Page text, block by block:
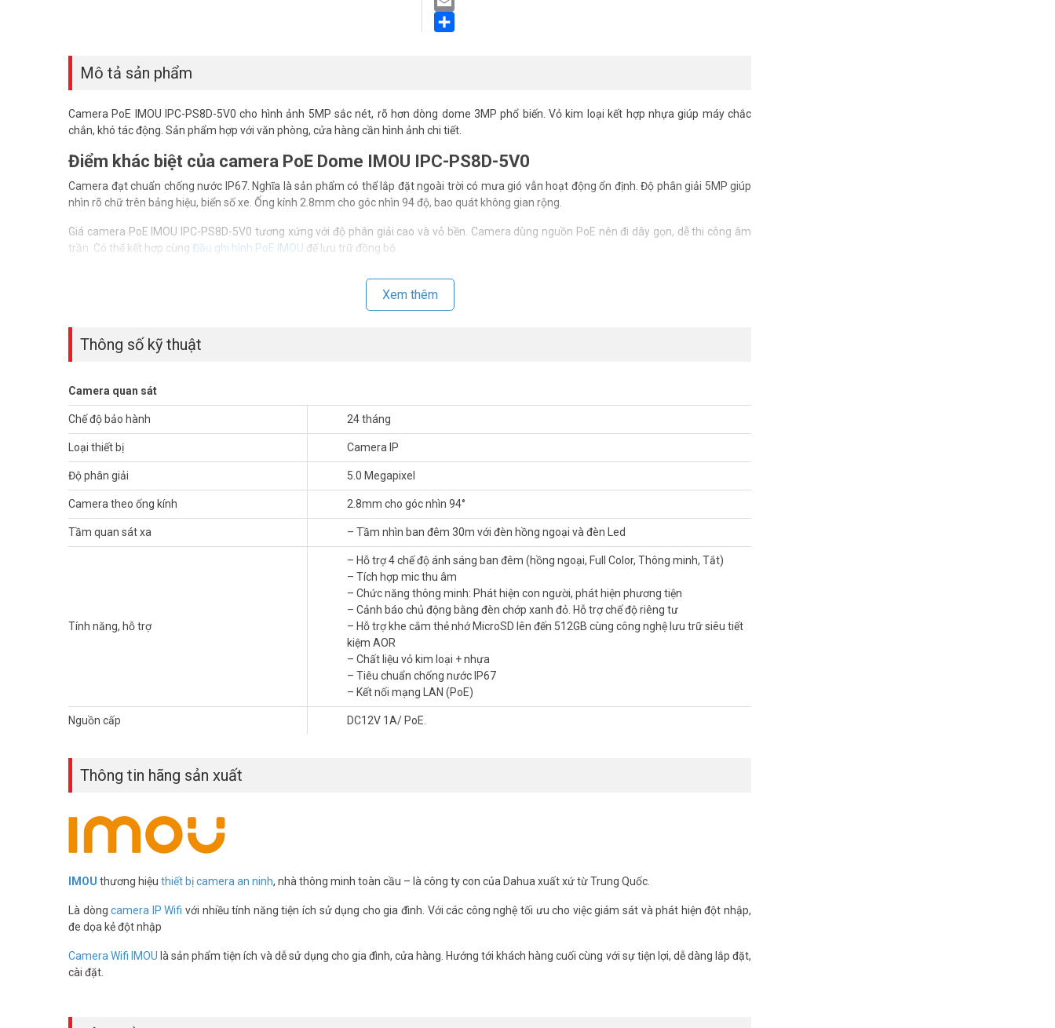
Email
Mô tả sản phẩm
Camera PoE IMOU IPC-PS8D-5V0 cho hình ảnh 5MP sắc nét, rõ hơn dòng dome 3MP phổ biến. Vỏ kim loại kết hợp nhựa giúp máy chắc
chắn, khó tác động. Sản phẩm hợp với văn phòng, cửa hàng cần hình ảnh chi tiết.
Điểm khác biệt của camera PoE Dome IMOU IPC-PS8D-5V0
Camera đạt chuẩn chống nước IP67. Nghĩa là sản phẩm có thể lắp đặt ngoài trời có mưa gió vẫn hoạt động ổn định. Độ phân giải 5MP giúp
nhìn rõ chữ trên bảng hiệu, biển số xe. Ống kính 2.8mm cho góc nhìn 94 độ, bao quát không gian rộng.
Giá camera PoE IMOU IPC-PS8D-5V0 tương xứng với độ phân giải cao và vỏ bền. Camera dùng nguồn PoE nên đi dây gọn, dễ thi công âm
trần. Có thể kết hợp cùng Đầu ghi hình PoE IMOU để lưu trữ đồng bộ.
Tính năng đáng chú ý của camera PoE Dome 5MP
Ban đêm, camera Full Color PoE IMOU giữ màu nhờ đèn Led riêng. Khi ánh sáng yếu hẳn, máy chuyển hồng ngoại chiếu xa 30m. Camera AI
trợ tới 512GB, công nghệ AOR giúp lưu hình nhiều tháng liền.
Vũ Hoàng Telecom – hơn 16 năm triển khai camera Dome PoE
Vũ Hoàng Telecom
phòng, cửa hàng, kho xưởng khắp cả nước. Số lượng công trình thực tế giúp đội ngũ nắm rõ cách bố trí camera Dome hợp lý cho từng mặt
bằng. Nhờ vậy khách hàng nhận tư vấn sát với nhu cầu thực tế, tránh lắp thừa thiết bị.
Thông số kỹ thuật camera IP PoE Dome 5MP IMOU IPC-PS8D-5V0
– Ống kính cố định 2.8mm cho góc nhìn 94°
Xem thêm
Thông số kỹ thuật
Camera quan sát
Chế độ bảo hành 24 tháng
Loại thiết bị Camera IP
Độ phân giải 5.0 Megapixel
Camera theo ống kính 2.8mm cho góc nhìn 94°
Tầm quan sát xa – Tầm nhìn ban đêm 30m với đèn hồng ngoại và đèn Led
Tính năng, hỗ trợ
– Hỗ trợ 4 chế độ ánh sáng ban đêm (hồng ngoại, Full Color, Thông minh, Tắt)
– Tích hợp mic thu âm
– Chức năng thông minh: Phát hiện con người, phát hiện phương tiện
– Cảnh báo chủ động bằng đèn chớp xanh đỏ. Hỗ trợ chế độ riêng tư
– Hỗ trợ khe cắm thẻ nhớ MicroSD lên đến 512GB cùng công nghệ lưu trữ siêu tiết
kiệm AOR
– Chất liệu vỏ kim loại + nhựa
– Tiêu chuẩn chống nước IP67
– Kết nối mạng LAN (PoE)
Nguồn cấp DC12V 1A/ PoE.
Thông tin hãng sản xuất
IMOU thương hiệu thiết bị camera an ninh, nhà thông minh toàn cầu – là công ty con của Dahua xuất xứ từ Trung Quốc.
Là dòngcamera IP Wifi với nhiều tính năng tiện ích sử dụng cho gia đình. Với các công nghệ tối ưu cho việc giám sát và phát hiện đột nhập,
đe dọa kẻ đột nhập
Camera Wifi IMOU là sản phẩm tiện ích và dễ sử dụng cho gia đình, cửa hàng. Hướng tới khách hàng cuối cùng với sự tiện lợi, dễ dàng lắp đặt,
cài đặt.